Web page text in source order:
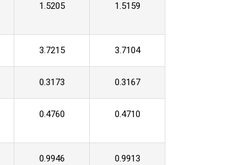
1.5205 1.5159
3.7215 3.7104
0.3173 0.3167
0.4760 0.4710
0.9946 0.9913